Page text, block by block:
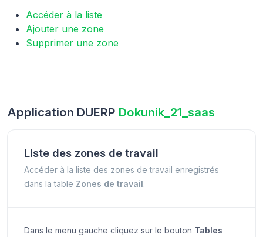
Accéder à la liste
Ajouter une zone
Supprimer une zone
Application DUERP Dokunik_21_saas
Liste des zones de travail
Accéder à la liste des zones de travail enregistrés
dans la table Zones de travail.
Dans le menu gauche cliquez sur le bouton Tables